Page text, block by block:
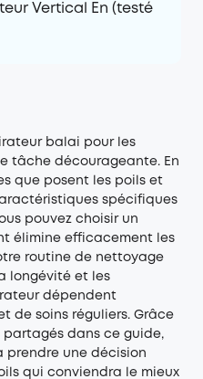
Vertical En (testé
balai pour les
tâche décourageante. En
que posent les poils et
spécifiques
pouvez choisir un
élimine efficacement les
routine de nettoyage
longévité et les
dépendent
de soins réguliers. Grâce
dans ce guide,
prendre une décision
qui conviendra le mieux